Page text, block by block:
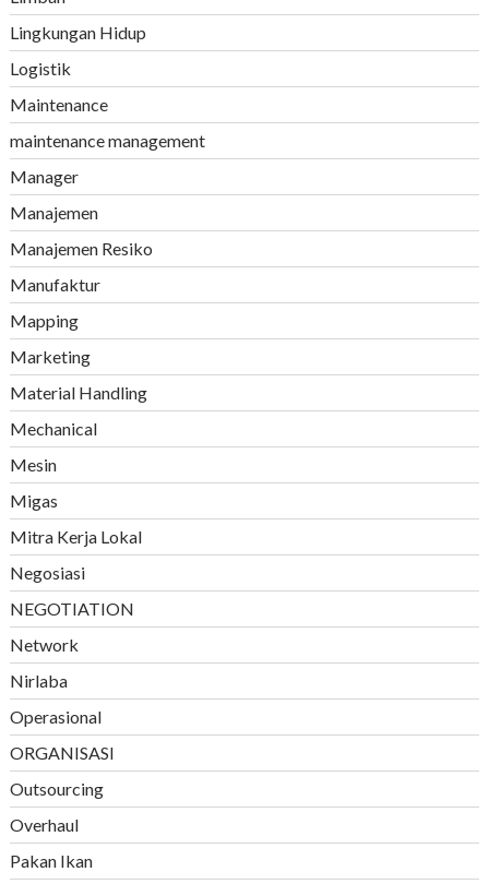
Lingkungan Hidup
Logistik
Maintenance
maintenance management
Manager
Manajemen
Manajemen Resiko
Manufaktur
Mapping
Marketing
Material Handling
Mechanical
Mesin
Migas
Mitra Kerja Lokal
Negosiasi
NEGOTIATION
Network
Nirlaba
Operasional
ORGANISASI
Outsourcing
Overhaul
Pakan Ikan